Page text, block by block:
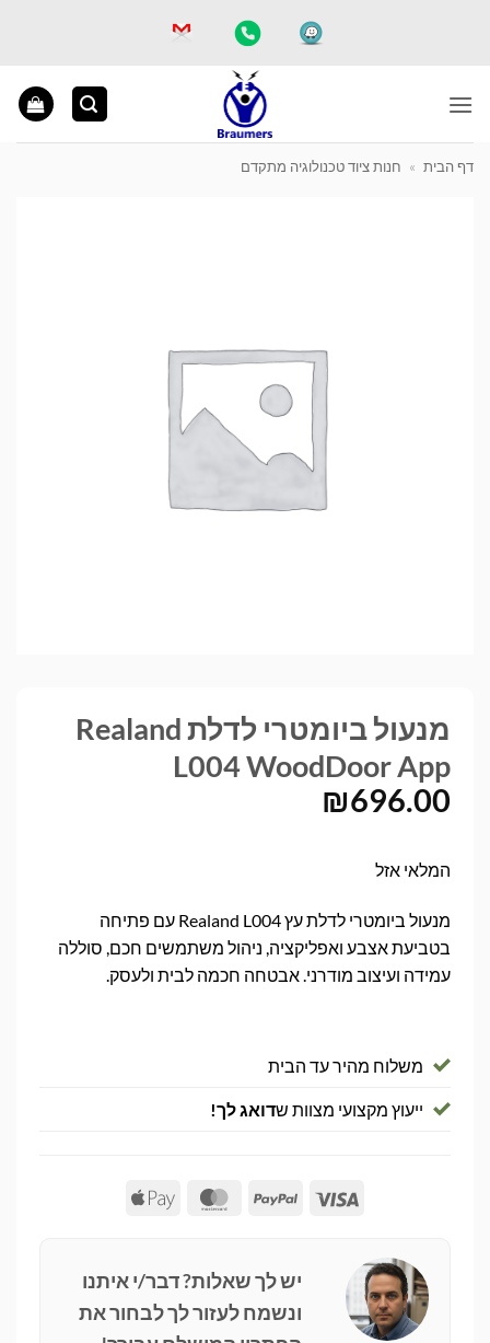
דף הבית » חנות ציוד טכנולוגיה מתקדם
מנעול ביומטרי לדלת Realand
L004 WoodDoor App
₪696.00
המלאי אזל
מנעול ביומטרי לדלת עץ Realand L004 עם פתיחה
בטביעת אצבע ואפליקציה, ניהול משתמשים חכם, סוללה
עמידה ועיצוב מודרני. אבטחה חכמה לבית ולעסק.
משלוח מהיר עד הבית
ייעוץ מקצועי מצוות שדואג לך!
Visa
PayPal
MasterCard
Apple
יש לך שאלות? דבר/י איתנו
ונשמח לעזור לך לבחור את